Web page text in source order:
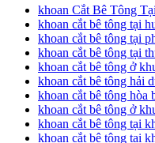
khoan Cắt Bê Tông
khoan cắt bê tông tại
khoan cắt bê tông tại
khoan cắt bê tông tại
khoan cắt bê tông ở
khoan cắt bê tông hải
khoan cắt bê tông hòa
khoan cắt bê tông ở
khoan cắt bê tông tại
khoan cắt bê tông tại